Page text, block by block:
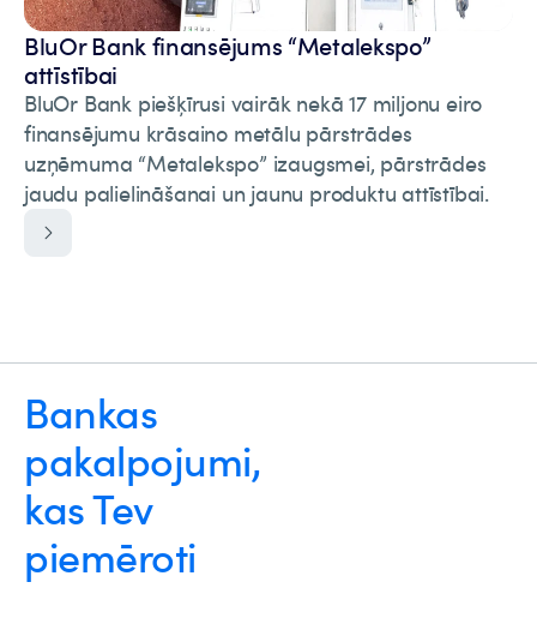
BluOr Bank finansējums “Metalekspo”
attīstībai
BluOr Bank piešķīrusi vairāk nekā 17 miljonu eiro
finansējumu krāsaino metālu pārstrādes
uzņēmuma “Metalekspo” izaugsmei, pārstrādes
jaudu palielināšanai un jaunu produktu attīstībai.
Bankas
pakalpojumi,
kas Tev
piemēroti